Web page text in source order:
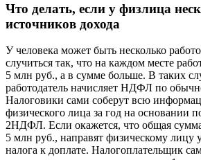
Что делать, если у физлица
источников дохода
У человека может быть несколько
случиться так, что на каждом месте
5 млн руб., а в сумме больше. В таких
работодатель начисляет НДФЛ по
Налоговики сами соберут всю
физического лица за год на основании
2НДФЛ. Если окажется, что общая
5 млн руб., направят физическому лицу
налога к доплате. Налогоплательщик